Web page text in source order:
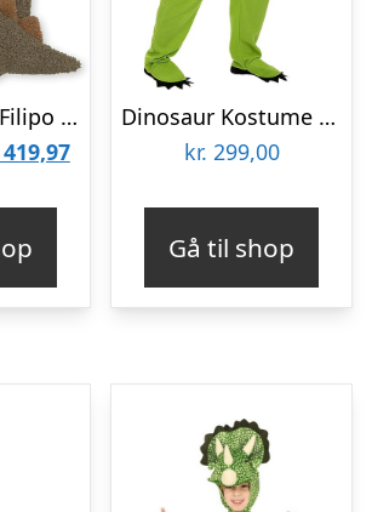
That’s Mine – Filipo dino kostume – Deep lichen green – 3-6Y
419,97Den
kr. 419,97.
Dinosaur Kostume Grøn
kr. 299,00
Gå til shop